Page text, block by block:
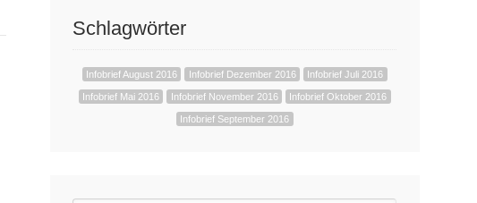
Schlagwörter
Infobrief August 2016 Infobrief Dezember 2016 Infobrief Juli 2016
Infobrief Mai 2016 Infobrief November 2016 Infobrief Oktober 2016
Infobrief September 2016